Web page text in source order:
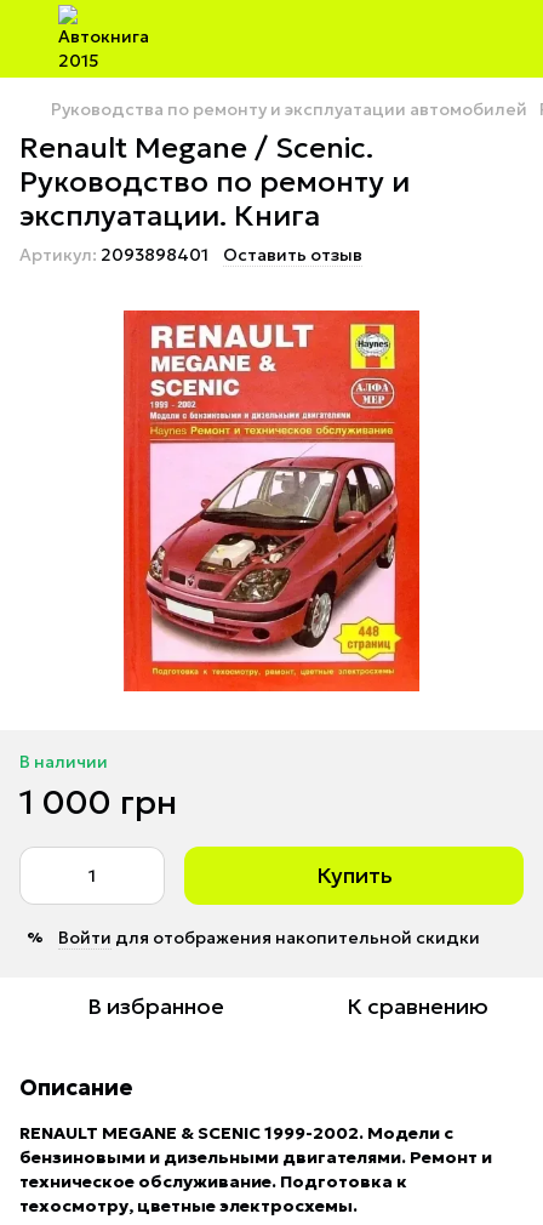
Руководства по ремонту и эксплуатации автомобилей
Renault Megane / Scenic.
Руководство по ремонту и
эксплуатации. Книга
Артикул: 2093898401 Оставить отзыв
В наличии
1 000 грн
Купить
% Войти для отображения накопительной скидки
В избранное К сравнению
Описание
RENAULT MEGANE & SCENIC 1999-2002. Модели с
бензиновыми и дизельными двигателями. Ремонт и
техническое обслуживание. Подготовка к
техосмотру, цветные электросхемы.